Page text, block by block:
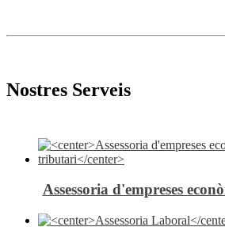
Nostres Serveis
Assessoria d'empreses